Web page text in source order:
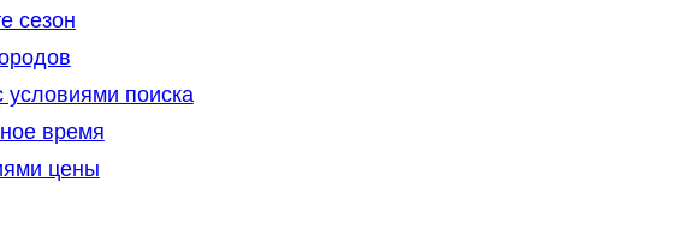
сезон
поиска
время
цены